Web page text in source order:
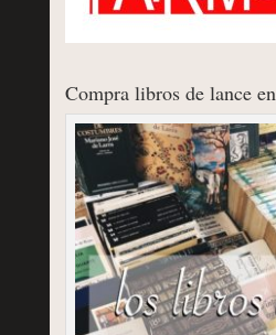
Compra libros de lance en